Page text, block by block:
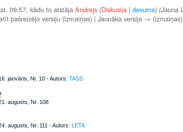
09.57, kādu to atstāja Andrejs (Diskusija | devums) (Jauna
pašreizējo versiju (izmaiņas) | Jaunāka versija → (izmaiņas)
janvāris, Nr. 10- Autors: TASS
augusts, Nr. 108
augusts, Nr. 111 - Autors: LETA